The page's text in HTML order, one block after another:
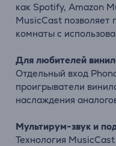
как Spotify, Amazon
MusicCast позволяет
комнаты с
Для любителей
Отдельный вход
проигрыватели
наслаждения
Мультирум-звук и
Технология